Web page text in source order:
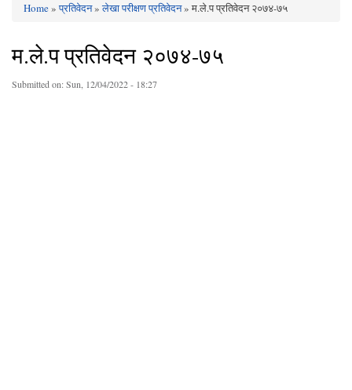
You are here
Home»प्रतिवेदन»लेखा परीक्षण प्रतिवेदन» म.ले.प प्रतिवेदन २०७४-७५
म.ले.प प्रतिवेदन २०७४-७५
Submitted on:Sun, 12/04/2022 - 18:27